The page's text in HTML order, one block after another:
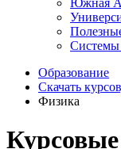
Южная
Системы
Образование
Скачать
Физика